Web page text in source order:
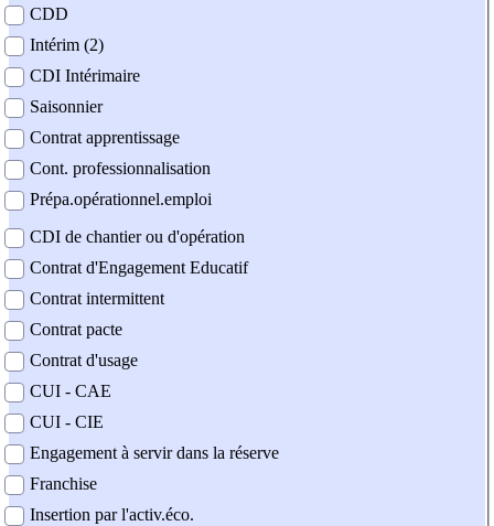
CDD
Intérim (2)
CDI Intérimaire
Saisonnier
Contrat apprentissage
Cont. professionnalisation
Prépa.opérationnel.emploi
CDI de chantier ou d'opération
Contrat d'Engagement Educatif
Contrat intermittent
Contrat pacte
Contrat d'usage
CUI - CAE
CUI - CIE
Engagement à servir dans la réserve
Franchise
Insertion par l'activ.éco.